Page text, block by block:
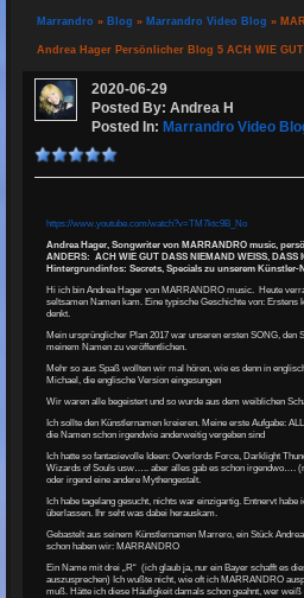
Marrandro » Blog » Marrandro Video Blog »
Andrea Hager Persönlicher Blog 5 ACH WIE
2020-06-29
Posted By: Andrea H
Posted In: Marrandro Video
https://www.youtube.com/watch?v=TM7ktc9B_No
Andrea Hager, Songwriter von MARRANDRO music,
ANDERS: ACH WIE GUT DASS NIEMAND WEISS,
Hintergrundinfos: Secrets, Specials zu unserem Künstler-
Hi ich bin Andrea Hager von MARRANDRO music. Heute
seltsamen Namen kam. Eine typische Geschichte von: Erstens
denkt.
Mein ursprünglicher Plan 2017 war unseren ersten SONG, den
meinem Namen zu veröffentlichen.
Mehr so aus Spaß wollten wir mal hören, wie es denn in
Michael, die englische Version eingesungen
Wir waren alle begeistert und so wurde aus dem weiblichen
Ich sollte den Künstlernamen kreieren. Meine erste Aufgabe:
die Namen schon irgendwie anderweitig vergeben sind
Ich hatte so fantasievolle Ideen: Overlords Force, Darklight
Wizards of Souls usw….. aber alles gab es schon irgendwo….
oder irgend eine andere Mythengestalt.
Ich habe tagelang gesucht, nichts war einzigartig. Entnervt
überlassen. Ihr seht was dabei herauskam.
Gebastelt aus seinem Künstlernamen Marrero, ein Stück
schon haben wir: MARRANDRO
Ein Name mit drei „R“ (ich glaub ja, nur ein Bayer schafft es
auszusprechen) Ich wußte nicht, wie oft ich MARRANDRO
muß. Hätte ich diese Häufigkeit damals schon geahnt, wer weiß